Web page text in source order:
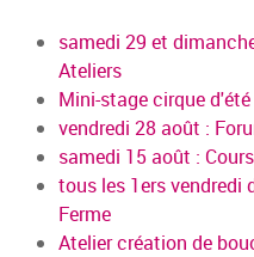
samedi 29 et
Ateliers
Mini-stage cirque d'été
vendredi 28 août :
samedi 15 août :
tous les 1ers vendredi
Ferme
Atelier création de